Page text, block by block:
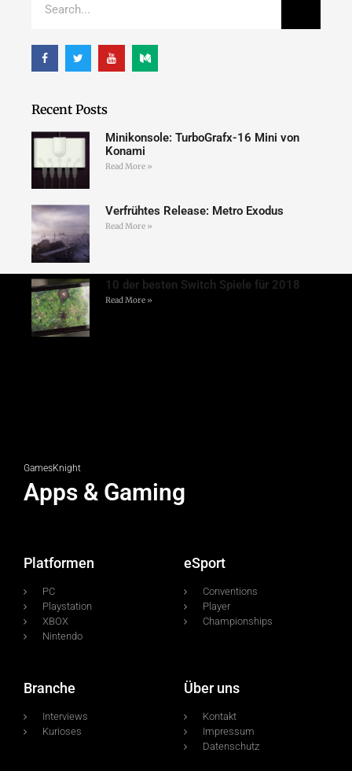
Recent Posts
Minikonsole: TurboGrafx-16 Mini von
Konami
Read More »
Verfrühtes Release: Metro Exodus
Read More »
10 der besten Switch Spiele für 2018
Read More »
GamesKnight
Apps & Gaming
Platformen
PC
Playstation
XBOX
Nintendo
eSport
Conventions
Player
Championships
Branche
Interviews
Kurioses
Über uns
Kontakt
Impressum
Datenschutz